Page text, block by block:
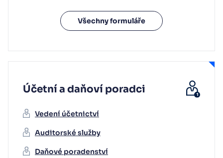
Všechny formuláře
Účetní a daňoví poradci
Vedení účetnictví
Auditorské služby
Daňové poradenství